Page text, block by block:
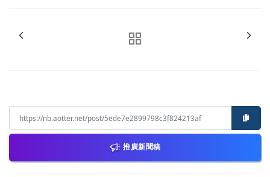
推廣新聞稿